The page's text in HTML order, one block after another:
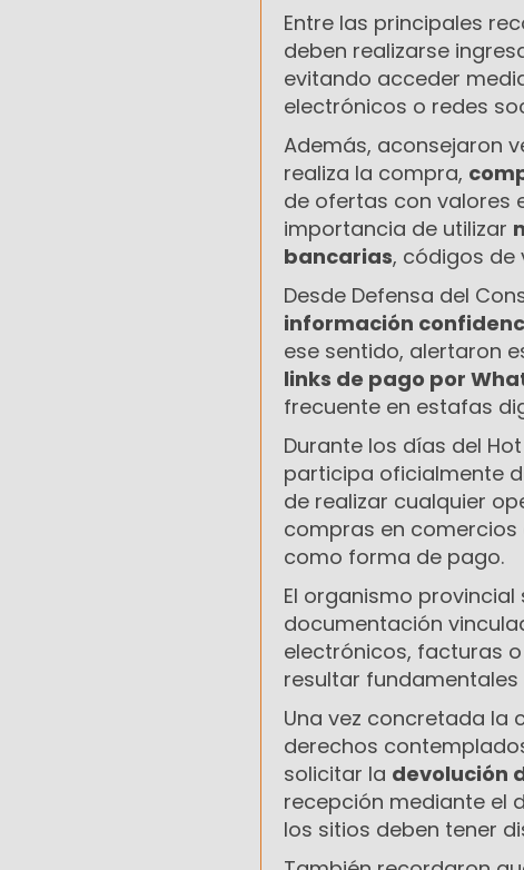
Entre las principales
deben realizarse
evitando acceder
electrónicos o redes
Además, aconsejaron
realiza la compra,
de ofertas con valores
importancia de utilizar
bancarias, códigos de
Desde Defensa del
información
ese sentido, alertaron
links de pago por
frecuente en estafas
Durante los días del
participa oficialmente
de realizar cualquier
compras en
como forma de pago.
El organismo
documentación
electrónicos, facturas
resultar
Una vez concretada la
derechos
solicitar la devolución
recepción mediante el
los sitios deben tener